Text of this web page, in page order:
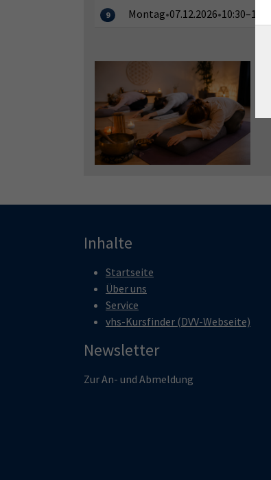
9 Montag•07.12.2026•
Inhalte
Startseite
Über uns
Service
vhs-Kursfinder (DVV-Webseite)
Newsletter
Zur An- und Abmeldung